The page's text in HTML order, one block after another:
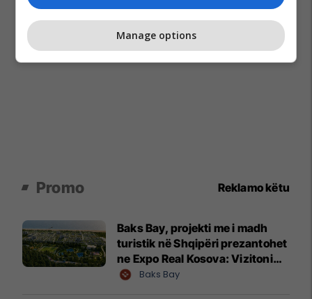
Promo Reklamo këtu
Baks Bay, projekti me i madh
turistik në Shqipëri prezantohet
ne Expo Real Kosova: Vizitoni
shtandin dhe zbuloni
Baks Bay
Manage options